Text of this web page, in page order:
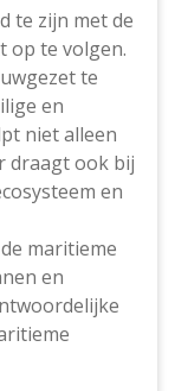
te zijn met de
op te volgen.
te
en
niet alleen
draagt ook bij
en
maritieme
en